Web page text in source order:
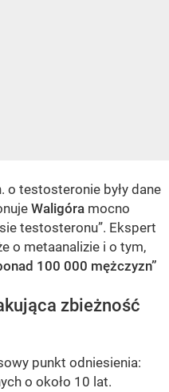
o testosteronie były dane
Waligóra mocno
testosteronu”. Ekspert
o metaanalizie i o tym,
100 000 mężczyzn”
zbieżność
punkt odniesienia:
o około 10 lat.